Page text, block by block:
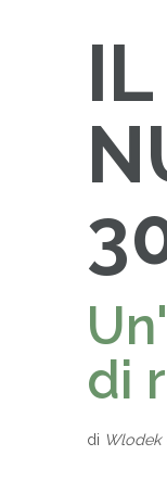
IL
di
di Wlodek